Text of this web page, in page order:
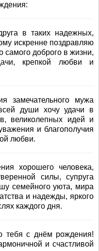
в таких надежных,
искренне поздравляю
доброго в жизни,
крепкой любви и
замечательного мужа
души хочу удачи в
великолепных идей и
и благополучия
любви.
хорошего человека,
силы, супруга
семейного уюта, мира
и надежды, яркого
каждого дня.
тебя с днём рождения!
и счастливой